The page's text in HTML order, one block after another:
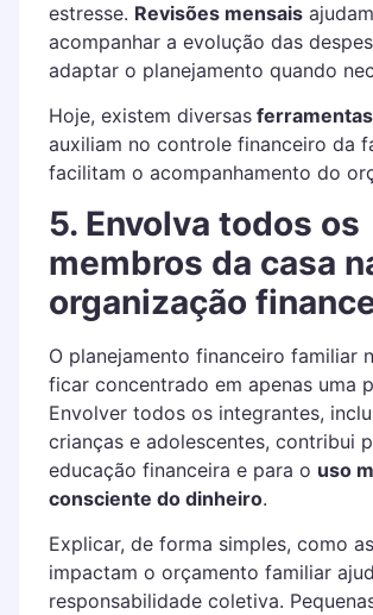
estresse. Revisões mensais
acompanhar a evolução das
adaptar o planejamento quando
Hoje, existem diversas
auxiliam no controle financeiro da
facilitam o acompanhamento do
5. Envolva todos os
membros da casa
organização
O planejamento financeiro familiar
ficar concentrado em apenas uma
Envolver todos os integrantes,
crianças e adolescentes, contribui
educação financeira e para o uso
consciente do dinheiro.
Explicar, de forma simples, como
impactam o orçamento familiar
responsabilidade coletiva.